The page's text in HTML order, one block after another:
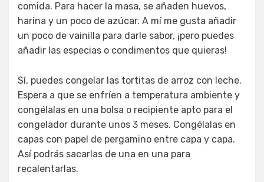
comida. Para hacer la masa, se añaden huevos,
harina y un poco de azúcar. A mí me gusta añadir
un poco de vainilla para darle sabor, ¡pero puedes
añadir las especias o condimentos que quieras!
Sí, puedes congelar las tortitas de arroz con leche.
Espera a que se enfríen a temperatura ambiente y
congélalas en una bolsa o recipiente apto para el
congelador durante unos 3 meses. Congélalas en
capas con papel de pergamino entre capa y capa.
Así podrás sacarlas de una en una para
recalentarlas.